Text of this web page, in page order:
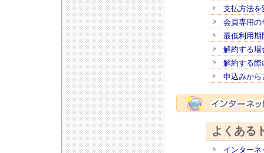
支払方法を
会員専用の
最低利用期
解約する場
解約する際
申込みから
よくある
インター